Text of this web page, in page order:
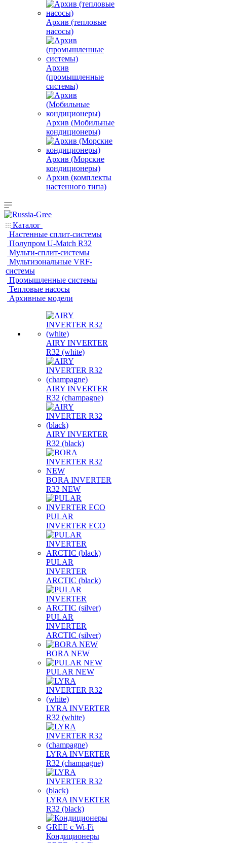
Архив (тепловые
насосы)
Архив
(промышленные
системы)
Архив (Мобильные
кондиционеры)
Архив (Морские
кондиционеры)
Архив (комплекты
настенного типа)
Каталог
Настенные сплит-системы
Полупром U-Match R32
Мульти-сплит-системы
Мультизональные VRF-
системы
Промышленные системы
Тепловые насосы
Архивные модели
AIRY INVERTER
R32 (white)
AIRY INVERTER
R32 (champagne)
AIRY INVERTER
R32 (black)
BORA INVERTER
R32 NEW
PULAR
INVERTER ECO
PULAR
INVERTER
ARCTIC (black)
PULAR
INVERTER
ARCTIC (silver)
BORA NEW
PULAR NEW
LYRA INVERTER
R32 (white)
LYRA INVERTER
R32 (champagne)
LYRA INVERTER
R32 (black)
Кондиционеры